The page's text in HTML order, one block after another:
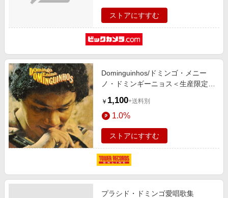
ビジネス・その他サービス
ストアにすすむ
Dominguinhos/ドミンゴ・メニー
ノ・ドミンギーニョス＜生産限定盤
￥ 1,100+送料別
1.0%
ストアにすすむ
プラシド・ドミンゴ愛唱歌集